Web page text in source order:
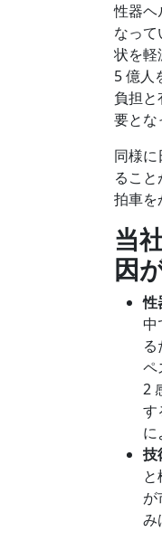
性器ヘ
なっ
状を軽
5 億人
負担
要とな
同様
るこ
拍車を
当
因
性
中
ペ
2
す
に
技
が
み